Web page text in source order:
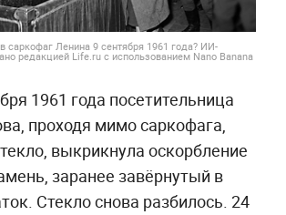
саркофаг Ленина 9 сентября 1961 года? ИИ-
редакцией Life.ru с использованием Nano Banana
1961 года посетительница
проходя мимо саркофага,
выкрикнула оскорбление
заранее завёрнутый в
Стекло снова разбилось. 24